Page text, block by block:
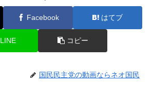
Facebook はてブ
LINE コピー
国民民主党の動画ならネオ国民